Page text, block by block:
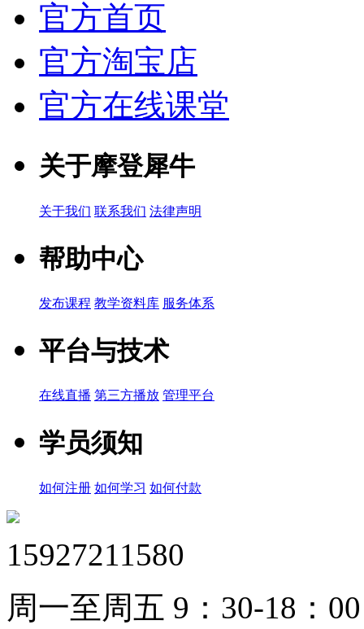
官方首页
官方淘宝店
官方在线课堂
关于摩登犀牛
关于我们 联系我们 法律声明
帮助中心
发布课程 教学资料库 服务体系
平台与技术
在线直播 第三方播放 管理平台
学员须知
如何注册 如何学习 如何付款
15927211580
周一至周五 9：30-18：00